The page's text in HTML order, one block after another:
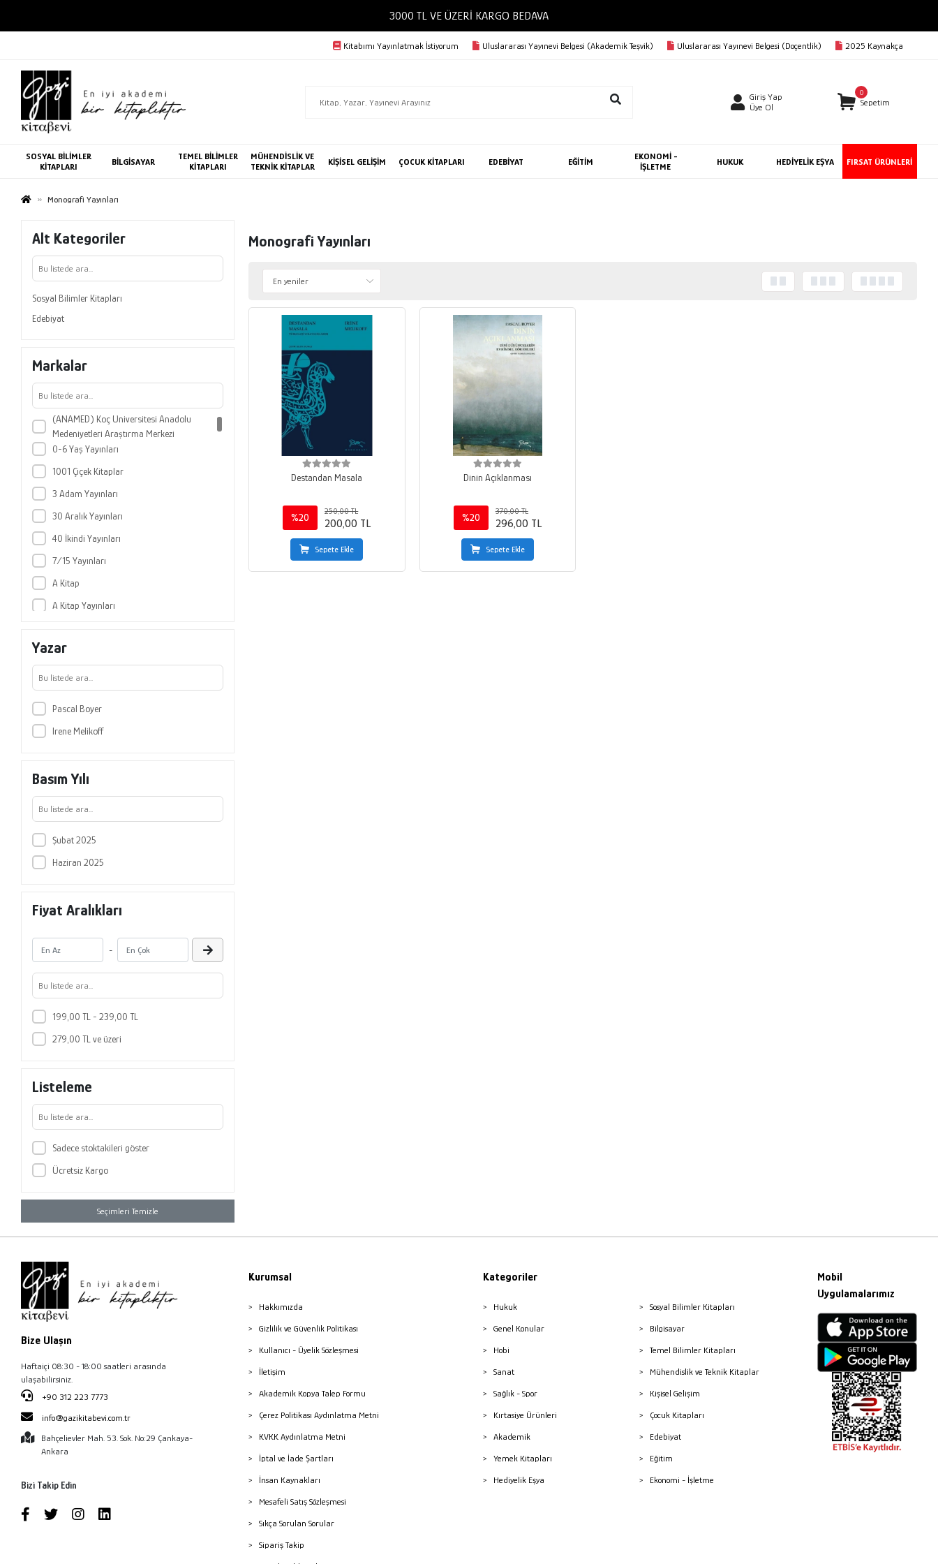
3000 TL VE ÜZERİ KARGO BEDAVA
Kitabımı Yayınlatmak İstiyorum Uluslararası Yayınevi Belgesi (Akademik Teşvik) Uluslararası Yayınevi Belgesi (Doçentlik) 2025 Kaynakça
Giriş Yap
Üye Ol
0
Sepetim
SOSYAL BİLİMLER
KİTAPLARI
BİLGİSAYAR
TEMEL BİLİMLER
KİTAPLARI
MÜHENDİSLİK VE
TEKNİK KİTAPLAR
KİŞİSEL GELİŞİM ÇOCUK KİTAPLARI EDEBİYAT EĞİTİM
EKONOMİ -
İŞLETME
HUKUK HEDİYELİK EŞYA FIRSAT ÜRÜNLERİ
Monografi Yayınları
Alt Kategoriler
Sosyal Bilimler Kitapları
Edebiyat
Markalar
(ANAMED) Koç Üniversitesi Anadolu
Medeniyetleri Araştırma Merkezi
0-6 Yaş Yayınları
1001 Çiçek Kitaplar
3 Adam Yayınları
30 Aralık Yayınları
40 İkindi Yayınları
7/15 Yayınları
A Kitap
A Kitap Yayınları
Abc Yayın Grubu
Abis Yayıncılık
Abm Yayınevi
Acayip Kitaplar
ADANA NOBEL
Adana Nobel Kitabevi
Aganta Yayınları
Agapi Yayınları
Agnes Yayımcılık
Agon Bilgi Akademisi
Akademi Çocuk - Funny Mat
Akademim Yayıncılık
Akademisyen Kitabevi
Akil Yayınları
Akıl Çelen Kitaplar
Akıl Fikir Yayınları
Akın Dil Eğitim
Aklımda Zeka Oyunları
Aktif Yayınevi
Alan Yayıncılık
Yazar
Pascal Boyer
Irene Melikoff
Basım Yılı
Şubat 2025
Haziran 2025
Fiyat Aralıkları
-
199,00 TL - 239,00 TL
279,00 TL ve üzeri
Listeleme
Sadece stoktakileri göster
Ücretsiz Kargo
Seçimleri Temizle
Monografi Yayınları
Destandan Masala
%20
250,00 TL
200,00 TL
Sepete Ekle
Dinin Açıklanması
%20
370,00 TL
296,00 TL
Sepete Ekle
Bize Ulaşın
Haftaiçi 08:30 - 18:00 saatleri arasında
ulaşabilirsiniz.
+90 312 223 7773
info@gazikitabevi.com.tr
Bahçelievler Mah. 53. Sok. No:29 Çankaya-
Ankara
Bizi Takip Edin
Kurumsal
Hakkımızda
Gizlilik ve Güvenlik Politikası
Kullanıcı - Üyelik Sözleşmesi
İletişim
Akademik Kopya Talep Formu
Çerez Politikası Aydınlatma Metni
KVKK Aydınlatma Metni
İptal ve İade Şartları
İnsan Kaynakları
Mesafeli Satış Sözleşmesi
Sıkça Sorulan Sorular
Sipariş Takip
Kategoriler
Hukuk
Genel Konular
Hobi
Sanat
Sağlık - Spor
Kırtasiye Ürünleri
Akademik
Yemek Kitapları
Hediyelik Eşya
Sosyal Bilimler Kitapları
Bilgisayar
Temel Bilimler Kitapları
Mühendislik ve Teknik Kitaplar
Kişisel Gelişim
Çocuk Kitapları
Edebiyat
Eğitim
Ekonomi - İşletme
Mobil
Uygulamalarımız